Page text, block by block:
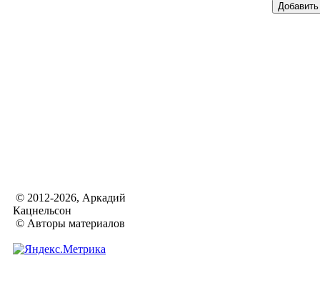
© 2012-2026, Аркадий
Кацнельсон
© Авторы материалов